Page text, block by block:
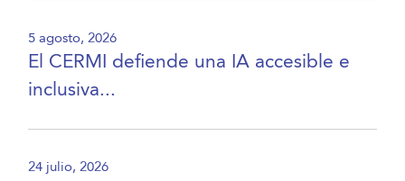
5 agosto, 2026
El CERMI defiende una IA accesible e
inclusiva...
24 julio, 2026